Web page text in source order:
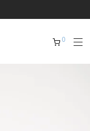
0